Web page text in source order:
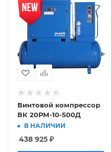
Винтовой компрессор
ВК 20РМ-10-500Д
В НАЛИЧИИ
438 925 ₽